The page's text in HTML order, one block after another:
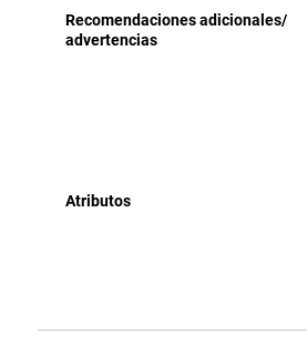
Recomendaciones adicionales/
advertencias
Atributos